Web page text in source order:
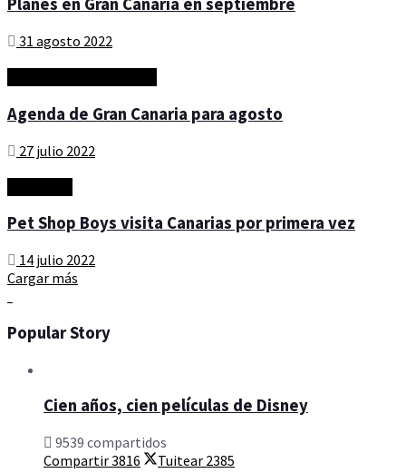
Planes en Gran Canaria en septiembre
31 agosto 2022
Agenda de Gran Canaria para agosto
27 julio 2022
Pet Shop Boys visita Canarias por primera vez
14 julio 2022
Cargar más
Popular Story
Cien años, cien películas de Disney
9539 compartidos
Compartir3816 Tuitear 2385